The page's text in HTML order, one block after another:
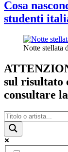
Cosa
studenti
Notte stellata
sul risultato
consultare